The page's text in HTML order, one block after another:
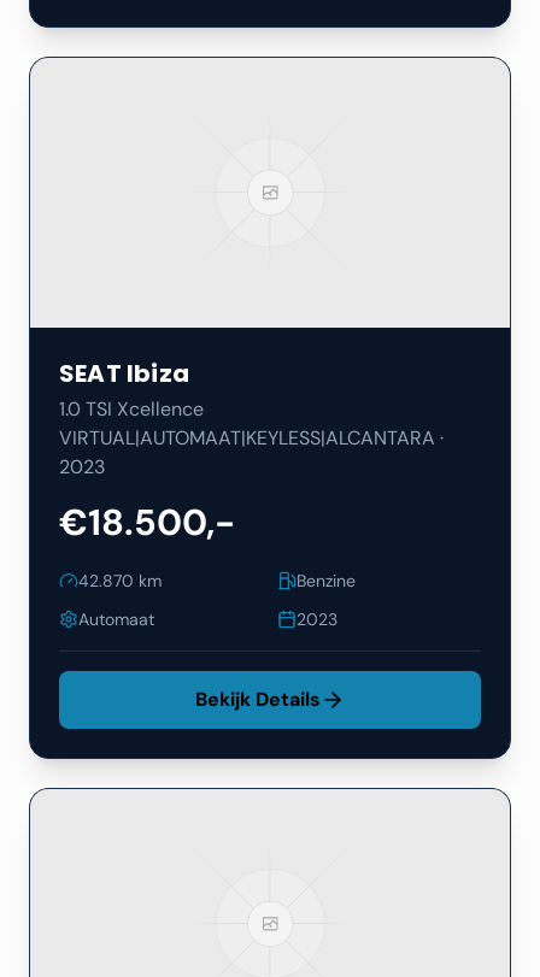
SEAT Ibiza
1.0 TSI Xcellence
VIRTUAL|AUTOMAAT|KEYLESS|ALCANTARA ·
2023
€18.500,-
42.870 km
Benzine
Automaat
2023
Bekijk Details